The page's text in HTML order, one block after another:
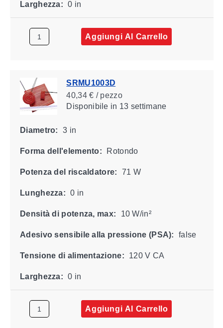
Larghezza: 0 in
Aggiungi Al Carrello
SRMU1003D
40,34 € / pezzo
Disponibile in 13 settimane
Diametro: 3 in
Forma dell'elemento: Rotondo
Potenza del riscaldatore: 71 W
Lunghezza: 0 in
Densità di potenza, max: 10 W/in²
Adesivo sensibile alla pressione (PSA): false
Tensione di alimentazione: 120 V CA
Larghezza: 0 in
Aggiungi Al Carrello